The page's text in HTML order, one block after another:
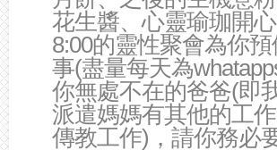
花生醬、心靈瑜珈開
8:00的靈性聚會為你
事(盡量每天為
你無處不在的爸爸(即
派遣媽媽有其他的工
傳教工作)，請你務必